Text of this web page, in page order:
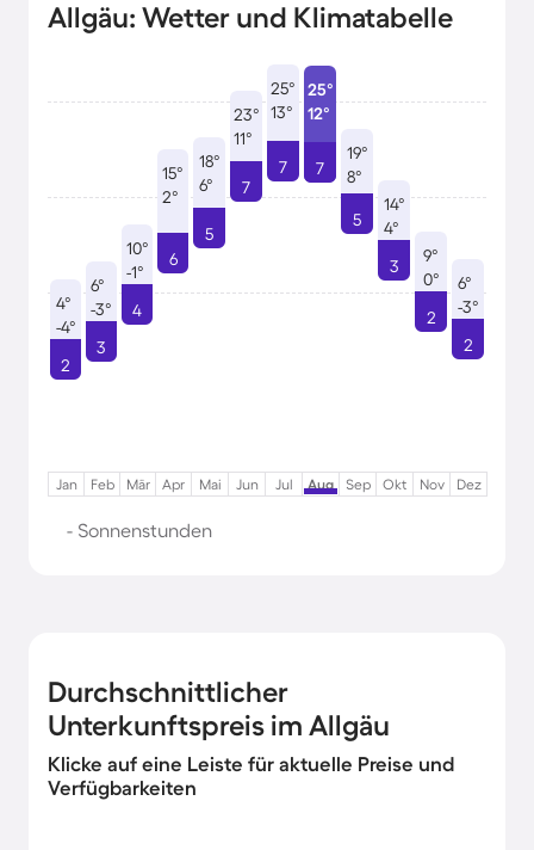
Allgäu: Wetter und Klimatabelle
4°
-4°
2
6°
-3°
3
10°
-1°
4
15°
2°
6
18°
6°
5
23°
11°
7
25°
13°
7
25°
12°
7
19°
8°
5
14°
4°
3
9°
0°
2
6°
-3°
2
Jan Feb Mär Apr Mai Jun Jul Aug Sep Okt Nov Dez
- Sonnenstunden
Durchschnittlicher
Unterkunftspreis im Allgäu
Klicke auf eine Leiste für aktuelle Preise und
Verfügbarkeiten